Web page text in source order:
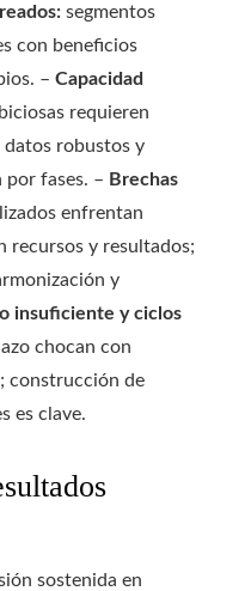
segmentos
con beneficios
– Capacidad
requieren
robustos y
por fases. – Brechas
enfrentan
recursos y resultados;
y
insuficiente y ciclos
chocan con
construcción de
es clave.
sostenida en